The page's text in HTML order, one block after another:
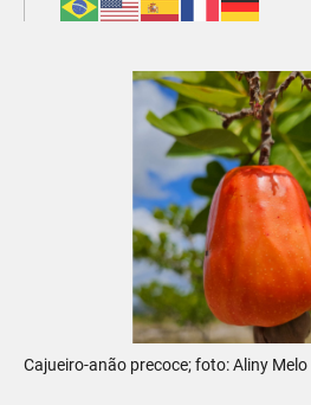
Cajueiro-anão precoce; foto: Aliny Melo